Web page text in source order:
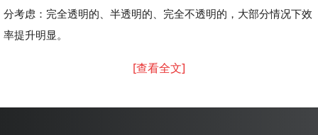
分考虑：完全透明的、半透明的、完全不透明的，大部分情况下效
率提升明显。
[查看全文]